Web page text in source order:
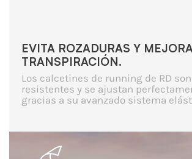
EVITA ROZADURAS Y
TRANSPIRACIÓN.
Los calcetines de running de RD
resistentes y se ajustan
gracias a su avanzado sistema